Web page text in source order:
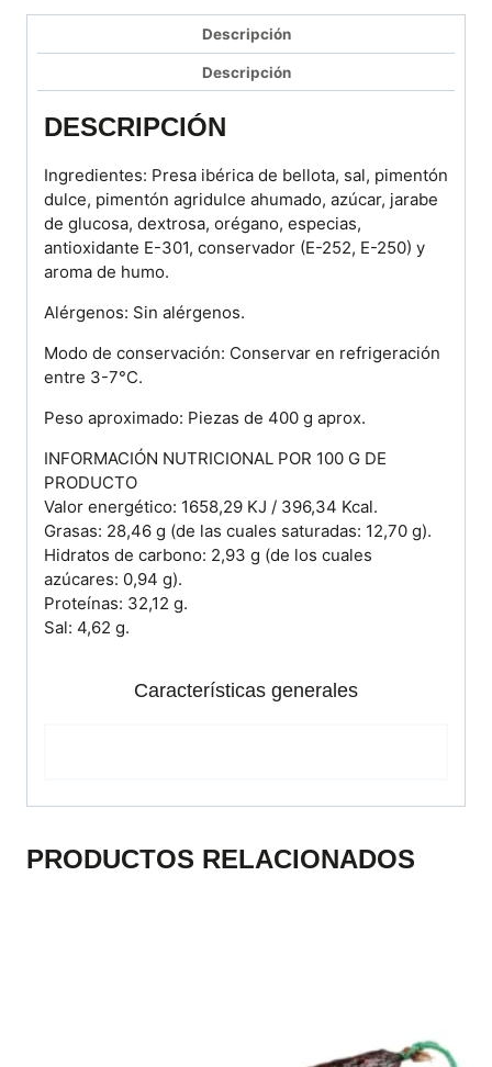
Descripción
Descripción
DESCRIPCIÓN
Ingredientes: Presa ibérica de bellota, sal, pimentón
dulce, pimentón agridulce ahumado, azúcar, jarabe
de glucosa, dextrosa, orégano, especias,
antioxidante E-301, conservador (E-252, E-250) y
aroma de humo.
Alérgenos: Sin alérgenos.
Modo de conservación: Conservar en refrigeración
entre 3-7°C.
Peso aproximado: Piezas de 400 g aprox.
INFORMACIÓN NUTRICIONAL POR 100 G DE
PRODUCTO
Valor energético: 1658,29 KJ / 396,34 Kcal.
Grasas: 28,46 g (de las cuales saturadas: 12,70 g).
Hidratos de carbono: 2,93 g (de los cuales
azúcares: 0,94 g).
Proteínas: 32,12 g.
Sal: 4,62 g.
Características generales
PRODUCTOS RELACIONADOS